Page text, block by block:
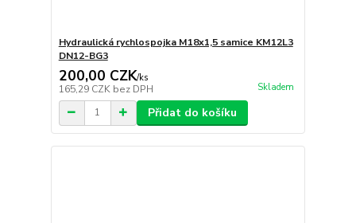
Hydraulická rychlospojka M18x1,5 samice KM12L3
DN12-BG3
200,00 CZK/ks
165,29 CZK bez DPH Skladem
Přidat do košíku